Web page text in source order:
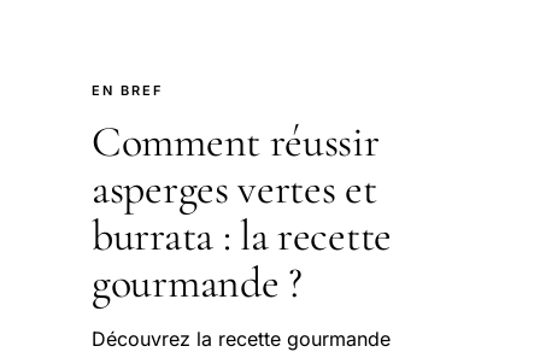
EN BREF
Comment réussir
asperges vertes et
burrata : la recette
gourmande ?
Découvrez la recette gourmande